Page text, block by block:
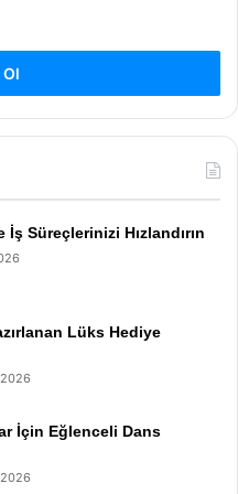
Ol
İş Süreçlerinizi Hızlandırın
Lüks Hediye
İçin Eğlenceli Dans